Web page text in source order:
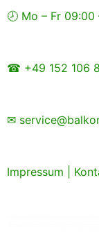
Zum
🕗 Mo – Fr 09:00
☎ +49 152 106
✉
Impressum